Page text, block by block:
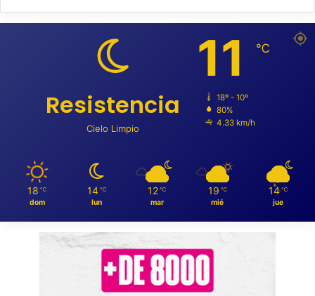
Resistencia
Cielo Limpio
11 ℃
18º - 10º
80%
4.33 km/h
18 ℃
dom
14 ℃
lun
12 ℃
mar
19 ℃
mié
14 ℃
jue